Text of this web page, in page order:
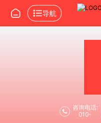
导航
咨询电话:
010-